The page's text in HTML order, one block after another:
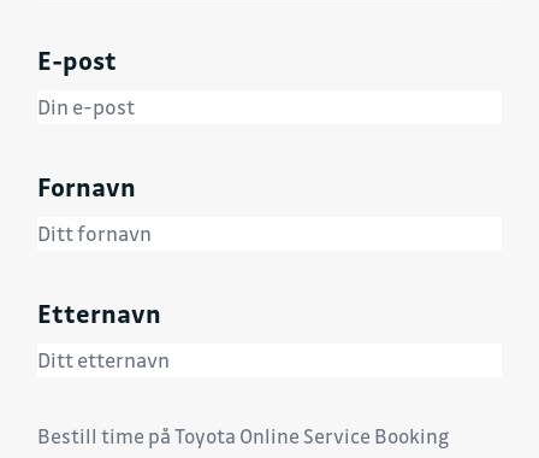
E-post
Fornavn
Etternavn
Bestill time på Toyota Online Service Booking